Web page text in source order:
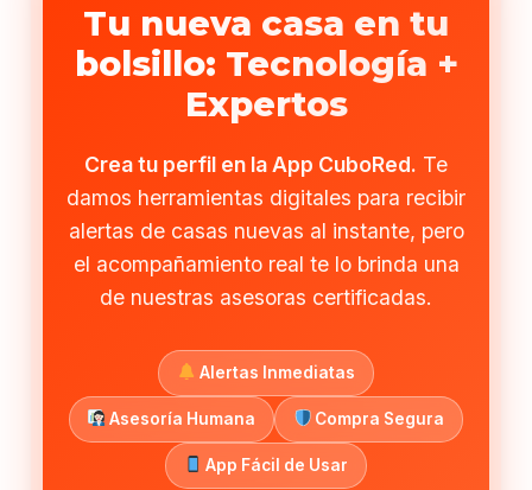
Tu nueva casa en tu
bolsillo: Tecnología +
Expertos
Crea tu perfil en la App CuboRed. Te
damos herramientas digitales para recibir
alertas de casas nuevas al instante, pero
el acompañamiento real te lo brinda una
de nuestras asesoras certificadas.
Alertas Inmediatas
Asesoría Humana Compra Segura
App Fácil de Usar